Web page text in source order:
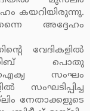
കയറിയിരുന്നു.
അദ്ദേഹം
വേദികളില്‍
പൊതു
ഐക്യ സംഘം
സംഘടിപ്പിച്ച
നേതാക്കളുടെ